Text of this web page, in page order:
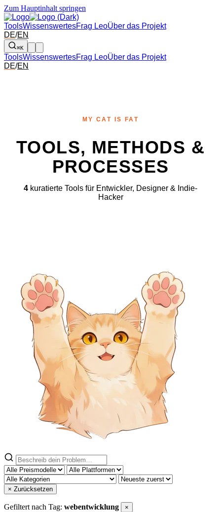
Zum Hauptinhalt springen
ToolsWissenswertesFrag LeoÜber das Projekt
DE/EN
⌘K
ToolsWissenswertesFrag LeoÜber das Projekt
DE/EN
MY CAT IS FAT
TOOLS, METHODS &
PROCESSES
4 kuratierte Tools für Entwickler, Designer & Indie-
Hacker
× Zurücksetzen
Gefiltert nach Tag: webentwicklung ×